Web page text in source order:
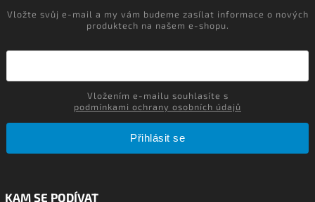
Vložte svůj e-mail a my vám budeme zasílat informace o nových
produktech na našem e-shopu.
podmínkami ochrany osobních údajů
Přihlásit se
KAM SE PODÍVAT